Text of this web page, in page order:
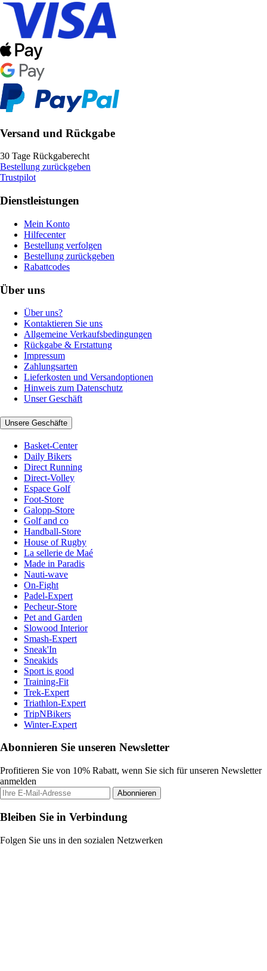
Versand und Rückgabe
30 Tage Rückgaberecht
Bestellung zurückgeben
Trustpilot
Dienstleistungen
Mein Konto
Hilfecenter
Bestellung verfolgen
Bestellung zurückgeben
Rabattcodes
Über uns
Über uns?
Kontaktieren Sie uns
Allgemeine Verkaufsbedingungen
Rückgabe & Erstattung
Impressum
Zahlungsarten
Lieferkosten und Versandoptionen
Hinweis zum Datenschutz
Unser Geschäft
Unsere Geschäfte
Basket-Center
Daily Bikers
Direct Running
Direct-Volley
Espace Golf
Foot-Store
Galopp-Store
Golf and co
Handball-Store
House of Rugby
La sellerie de Maé
Made in Paradis
Nauti-wave
On-Fight
Padel-Expert
Pecheur-Store
Pet and Garden
Slowood Interior
Smash-Expert
Sneak'In
Sneakids
Sport is good
Training-Fit
Trek-Expert
Triathlon-Expert
TripNBikers
Winter-Expert
Abonnieren Sie unseren Newsletter
Profitieren Sie von 10% Rabatt, wenn Sie sich für unseren Newsletter
anmelden
Abonnieren
Bleiben Sie in Verbindung
Folgen Sie uns in den sozialen Netzwerken